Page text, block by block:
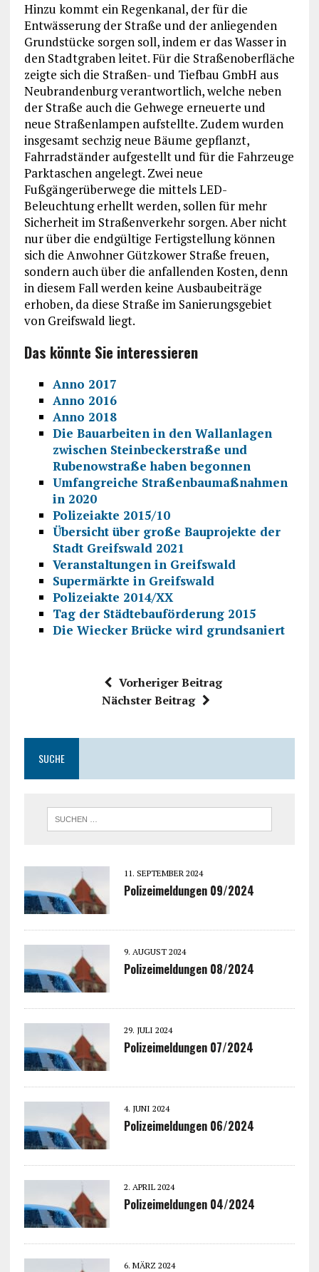
Hinzu kommt ein Regenkanal, der für die
Entwässerung der Straße und der anliegenden
Grundstücke sorgen soll, indem er das Wasser in
den Stadtgraben leitet. Für die Straßenoberfläche
zeigte sich die Straßen- und Tiefbau GmbH aus
Neubrandenburg verantwortlich, welche neben
der Straße auch die Gehwege erneuerte und
neue Straßenlampen aufstellte. Zudem wurden
insgesamt sechzig neue Bäume gepflanzt,
Fahrradständer aufgestellt und für die Fahrzeuge
Parktaschen angelegt. Zwei neue
Fußgängerüberwege die mittels LED-
Beleuchtung erhellt werden, sollen für mehr
Sicherheit im Straßenverkehr sorgen. Aber nicht
nur über die endgültige Fertigstellung können
sich die Anwohner Gützkower Straße freuen,
sondern auch über die anfallenden Kosten, denn
in diesem Fall werden keine Ausbaubeiträge
erhoben, da diese Straße im Sanierungsgebiet
von Greifswald liegt.
Das könnte Sie interessieren
Anno 2017
Anno 2016
Anno 2018
Die Bauarbeiten in den Wallanlagen
zwischen Steinbeckerstraße und
Rubenowstraße haben begonnen
Umfangreiche Straßenbaumaßnahmen
in 2020
Polizeiakte 2015/10
Übersicht über große Bauprojekte der
Stadt Greifswald 2021
Veranstaltungen in Greifswald
Supermärkte in Greifswald
Polizeiakte 2014/XX
Tag der Städtebauförderung 2015
Die Wiecker Brücke wird grundsaniert
Vorheriger Beitrag
Nächster Beitrag
SUCHE
11. SEPTEMBER 2024
Polizeimeldungen 09/2024
9. AUGUST 2024
Polizeimeldungen 08/2024
29. JULI 2024
Polizeimeldungen 07/2024
4. JUNI 2024
Polizeimeldungen 06/2024
2. APRIL 2024
Polizeimeldungen 04/2024
6. MÄRZ 2024